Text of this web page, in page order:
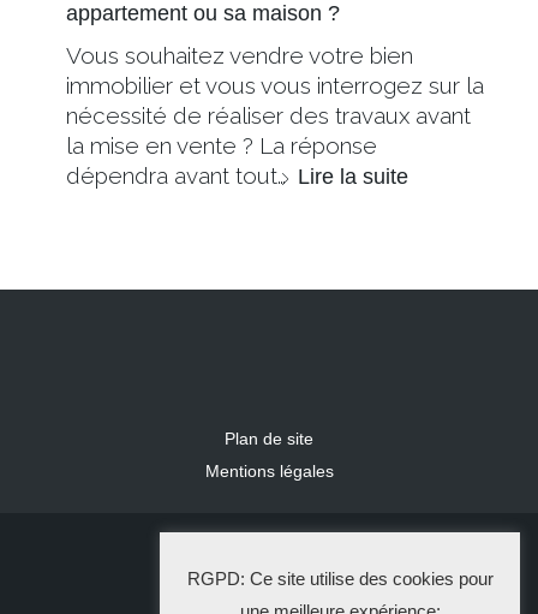
appartement ou sa maison ?
Vous souhaitez vendre votre bien
immobilier et vous vous interrogez sur la
nécessité de réaliser des travaux avant
la mise en vente ? La réponse
dépendra avant tout… Lire la suite
Plan de site
Mentions légales
La Solution Immo
RGPD: Ce site utilise des cookies pour